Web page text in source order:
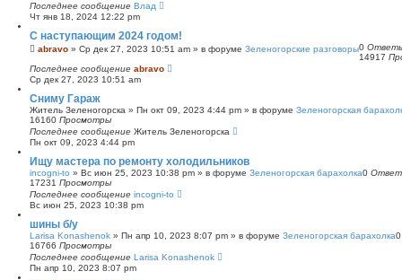
Последнее сообщение Влад
Чт янв 18, 2024 12:22 pm
С наступающим 2024 годом!
abravo » Ср дек 27, 2023 10:51 am » в форуме Зеленогорские разговоры0
14917
Последнее сообщение abravo
Ср дек 27, 2023 10:51 am
Сниму Гараж
Житель Зеленогорска » Пн окт 09, 2023 4:44 pm » в форуме Зеленогорская
16160 Просмотры
Последнее сообщение Житель Зеленогорска
Пн окт 09, 2023 4:44 pm
Ищу мастера по ремонту холодильников
incogni-to » Вс июн 25, 2023 10:38 pm » в форуме Зеленогорская барахолка0
17231 Просмотры
Последнее сообщение incogni-to
Вс июн 25, 2023 10:38 pm
шины б/у
Larisa Konashenok » Пн апр 10, 2023 8:07 pm » в форуме Зеленогорская барахолка
16766 Просмотры
Последнее сообщение Larisa Konashenok
Пн апр 10, 2023 8:07 pm